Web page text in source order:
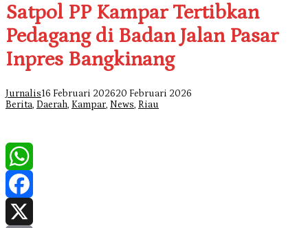
Satpol PP Kampar Tertibkan
Pedagang di Badan Jalan Pasar
Inpres Bangkinang
Jurnalis16 Februari 202620 Februari 2026
Berita, Daerah, Kampar, News, Riau
WhatsApp
Facebook